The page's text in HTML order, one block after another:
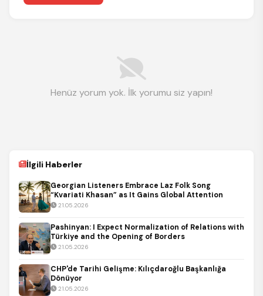
Henüz yorum yok. İlk yorumu siz yapın!
İlgili Haberler
Georgian Listeners Embrace Laz Folk Song
“Kvariati Khasan” as It Gains Global Attention
21.05.2026
Pashinyan: I Expect Normalization of Relations with
Türkiye and the Opening of Borders
21.05.2026
CHP'de Tarihi Gelişme: Kılıçdaroğlu Başkanlığa
Dönüyor
21.05.2026